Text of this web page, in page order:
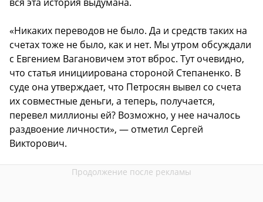
«Никаких переводов не было. Да и средств таких на
счетах тоже не было, как и нет. Мы утром обсуждали
с Евгением Вагановичем этот вброс. Тут очевидно,
что статья инициирована стороной Степаненко. В
суде она утверждает, что Петросян вывел со счета
их совместные деньги, а теперь, получается,
перевел миллионы ей? Возможно, у нее началось
раздвоение личности», — отметил Сергей
Викторович.